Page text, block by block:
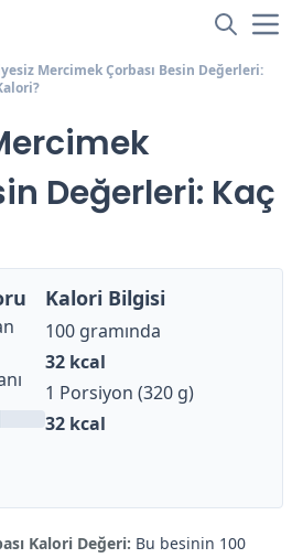
Mercimek Çorbası Besin Değerleri:
Değerleri: Kaç
Kalori Bilgisi
100 gramında
32 kcal
1 Porsiyon (320 g)
32 kcal
Kalori Değeri: Bu besinin 100